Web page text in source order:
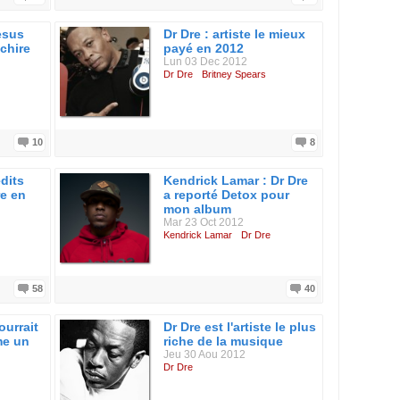
(2000)
10
Dr Dre : artiste le mieux
payé en 2012
Lun 03 Dec 2012
Dr Dre Britney Spears
8
en
58
Kendrick Lamar : Dr Dre
a reporté Detox pour
mon album
Mar 23 Oct 2012
Kendrick Lamar Dr Dre
40
un
Dr Dre est l'artiste le plus
riche de la musique
Jeu 30 Aou 2012
Dr Dre